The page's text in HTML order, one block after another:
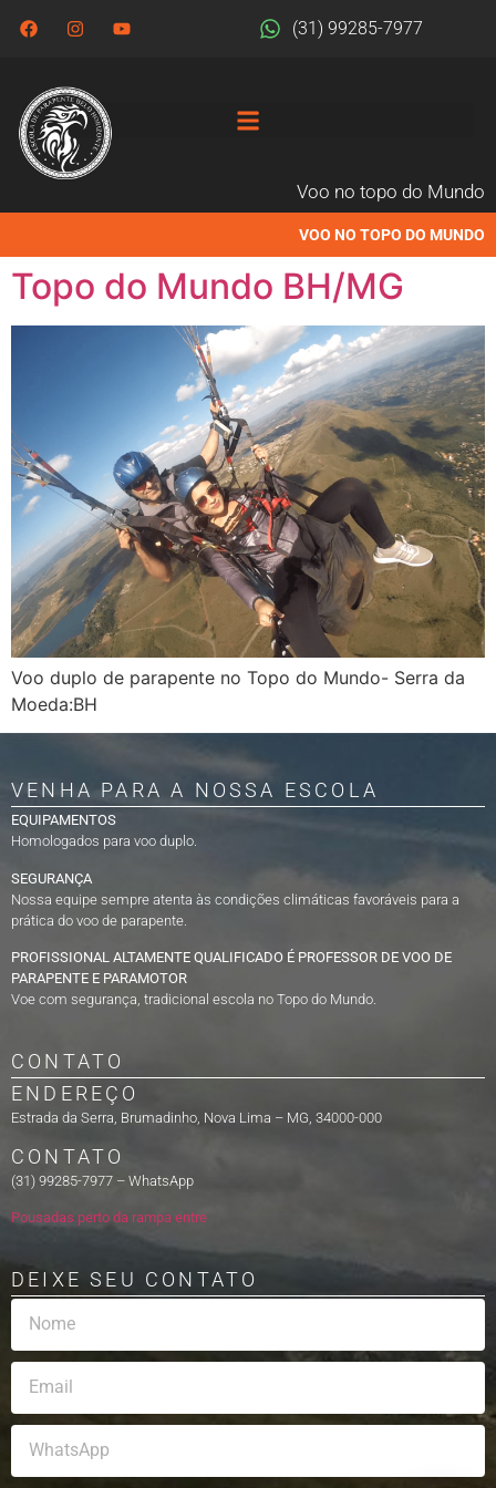
(31) 99285-7977
Voo no topo do Mundo
VOO NO TOPO DO MUNDO
Topo do Mundo BH/MG
Voo duplo de parapente no Topo do Mundo- Serra da
Moeda:BH
VENHA PARA A NOSSA ESCOLA
EQUIPAMENTOS
Homologados para voo duplo.
SEGURANÇA
Nossa equipe sempre atenta às condições climáticas favoráveis para a
prática do voo de parapente.
PROFISSIONAL ALTAMENTE QUALIFICADO É PROFESSOR DE VOO DE
PARAPENTE E PARAMOTOR
Voe com segurança, tradicional escola no Topo do Mundo.
CONTATO
ENDEREÇO
Estrada da Serra, Brumadinho, Nova Lima – MG, 34000-000
CONTATO
(31) 99285-7977 – WhatsApp
Pousadas perto da rampa entre
DEIXE SEU CONTATO